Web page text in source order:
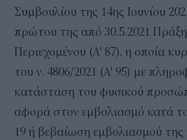
Συμβουλίου της 14ης Ιουνίου
πρώτου της από 30.5.2021
Περιεχομένου (Α' 87), η οποία
του ν. 4806/2021 (Α' 95) με
κατάσταση του φυσικού
αφορά στον εμβολιασμό κατά
19 ή βεβαίωση εμβολιασμού